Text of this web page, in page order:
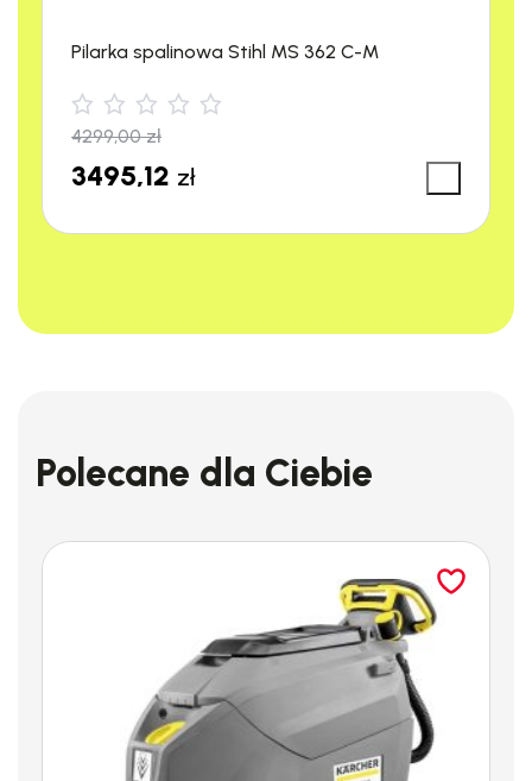
mocnej konstrukcji i wysokich parametrach pracy z myślą o
HD 25/15-4 Cage szczególny nacisk położono na wydatek
maksymalne do 190 bar (ciśnienie robocze 150 bar).
Myjka jest wyposażona w 4-biegunowy, wolnoobrotowy silnik
chłodzony powietrzem i pompę z mosiężną głowicą oraz
ceramicznymi tłokami. Wyposażona jest również w duże,
gumowe koła ułatwiają transport po nierównym podłożu.
Pilarka spalinowa Stihl MS 362 C-M
4299,00zł
3495,12 zł
Polecane dla Ciebie